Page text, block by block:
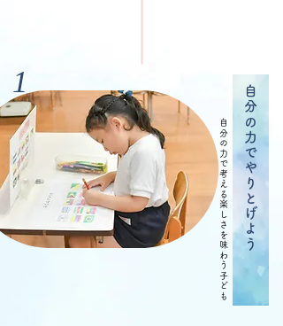
1
自分の力で考える楽しさを味わう子ども自分の力でやりとげよう